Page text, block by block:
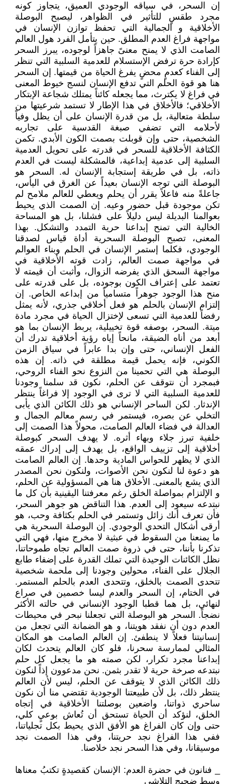
إن السحر، في سياقه الوجودي العميق، يتجاوز كونه
مجرد طقسٍ للتأثير في الظواهر، ليصبح البوصلة
الأخلاقية و الجمالية التي تحفظ توازن الإنسان في
مواجهة فراغ العدم المطلق. حين يتأمل الفرد هول العالم
الصامت الذي لا يمنح معنىً جاهزاً لوجوده، يبرز السحر
كإرادة حرة ترفض الإستسلام للعدمية السلبية التي تنظر
إلى الفناء كعدمٍ محضٍ يفرغ الحياة من قيمتها. إن السحر
هنا هو قوة الحلم التي تدفع الإنسان لنسج خيوط المعنى
في فراغ لا يكترث، مما يجعله كائناً يمتلك شجاعة الإبتكار
الأخلاقي؛ فالأخلاق في هذا الإطار لا تستمد شرعيتها من
سلطة متعالية، بل من قدرة الإنسان على أن يظل وفياً
لأحلامه التي تضفي صبغة القدسية على تجاربه
الشخصية، حتى وإن قوبلت بصمت الكون الأبدي. تكمن
الكثافة الأخلاقية للسحر في قدرته على تحويل العدمية
السلبية إلى عدمية إبداعية، فالمشكلة ليست في العدم
ذاته، بل في طريقة إستجابة الإنسان له. السحر هو
البوصلة التي توجه الإنسان بعيداً عن الغرق في اليأس،
جاعلةً منه فاعلاً يقرر أن يحلم ويعطي للعالم ملامح لم
تكن موجودة قبل حضور وعيه. إن الصمت الذي يحيط
بعوالمنا البديلة ليس دليلاً على فشلنا، بل هو المساحة
الخالية التي تمنح إبداعنا حرية التمدد والتشكل. بهذا
المعنى، تصبح البوصلة السحرية أداة قياس لصدقنا
الوجودي، فكلما إستمر الإنسان في الحلم وبناء العوالم
في مواجهة صمت العالم، زادت قوته الأخلاقية في
مواجهة السحق الذي يفرضه الزوال، وأثبت أن قيمته لا
تعتمد على إعتراف الكون بوجوده، بل على قدرته على
منح هذا الوجود جوهراً متسامياً من إبداعه الخاص. إن
إلتزام الإنسان بالحلم هو فعل أخلاقي جذري، لأنه يمثل
رفضاً للعدمية التي تسعى لإختزال الحياة في مجرد مادة
ميتة. السحر، بوصفه قوة تخييلية، يربط الإنسان بما هو
أبعد من أناه الضيقة، مانحاً إياه رؤية أخلاقية تدرك أن
الفعل الإنساني، حتى وإن بدا عابراً في سياق الزمن
الكوني، فإنه يحمل قيمة مطلقة في ذاته. إن هذه
البوصلة هي التي تحمينا من النزوع نحو الفناء الروحي،
فبمجرد أن نتوقف عن الحلم، نكون قد سلمنا وجودنا
للعدمية السلبية التي لا ترى في الوجود إلا فراغاً ينتظر
الإندثار. لكن الساحر الإنساني هو ذلك الكائن الذي يأبى
التخلي عن بصره، فيستمر في رسم معالم الجمال و
العدالة في فضاء العالم الصامت، محولاً هذا الصمت إلى
خلفية تبرز جلاء وبهاء أثره. لا يهدف السحر كبوصلة
أخلاقية إلى تزييف الواقع، بل يهدف إلى إدراك عمقه
الذي لا يظهر للحواس المادية وحدها. إن العالم الصامت
هو دعوة لنا لنكون نحن الأصوات، ولنكون نحن المصدر
الذي يشع بالمعنى. الأخلاق هنا هي المسؤولية عن الحلم،
و الإلتزام بمواصلة الخلق رغم معرفتنا اليقينية بأن كل ما
نبتدعه سيعود إلى العدم. هذا التناقض هو جوهر السحر،
فأن تعرف أنك زائل وتستمر في الحلم بكثافة وحب، هو
أرقى أشكال التحدي الوجودي. إن البوصلة السحرية هي
ما يمنعنا من السقوط في عبثية لا مخرج منها، فهي التي
تذكرنا بأننا، حتى في ذروة صمت العالم تجاه طموحاتنا،
نظل الكائنات الوحيدة التي تملك القدرة على إضفاء طابع
الجلال على الفناء، محولين وجودنا إلى ملحمة شخصية
تتحدى الصمت بالخلق، وتتحدى العدم بالحلم المستمر.
في الختام، إن السحر والعدم ليسا خصمين في صراع
لنهائي، بل هما قطبا الوجود الإنساني في حالته الأكثر
نضجاً. السحر هو البوصلة التي تجعلنا نبحر في محيطات
العدم دون أن نفقد هويتنا، و هو الضمانة التي تجعل من
إنسانيتنا فعلاً لا ينطفئ. إن العالم الصامت هو المكان
المثالي لممارسة سحرنا، فلو كان العالم يتحدث لكان
إبداعنا مجرد تكرار، لكن صمته هو ما يجعل كل حلم
نبتدعه صرخة حرية لا تقدر بثمن. نحن مدعوون إذاً لنكون
ذلك الكائن الذي لا يتوقف عن الحلم، ليس لأن العالم
ينتظر ذلك، بل لأن طبيعتنا الوجودية تقتضي منا أن نكون
ساحري ذواتنا، واضعين بوصلتنا الأخلاقية في إتجاه
الخلق، لنؤكد أن الحياة تستحق أن تُعاش بوعيٍ كلي،
حتى وإن كان الفراغ هو الأفق الذي يحيط بكل تجلياتنا،
ففي هذا الفراغ نجد حريتنا، وفي هذا الصمت نجد
موسيقانا، وفي هذا السحر نجد خلاصنا.
_ فنانون في حضرة العدم: الإنسان كقصيدةٍ تكتبُ معناها
وسط ضجيجِ التلاشي